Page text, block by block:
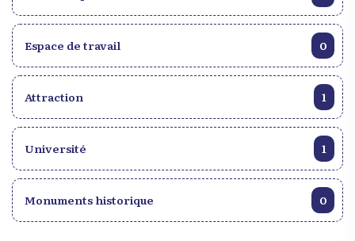
Espace de travail 0
Attraction 1
Université 1
Monuments historique 0